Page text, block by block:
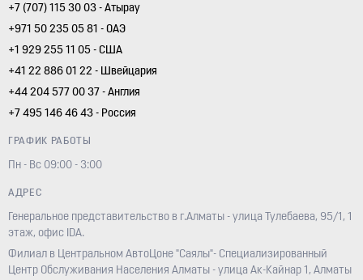
+7 (707) 115 30 03 - Атырау
+971 50 235 05 81 - ОАЭ
+1 929 255 11 05 - США
+41 22 886 01 22 - Швейцария
+44 204 577 00 37 - Англия
+7 495 146 46 43 - Россия
ГРАФИК РАБОТЫ
Пн - Вс 09:00 - 3:00
АДРЕС
Генеральное представительство в г.Алматы - улица Тулебаева, 95/1, 1
этаж, офис IDA.
Филиал в Центральном АвтоЦоне "Саялы"- Специализированный
Центр Обслуживания Населения Алматы - улица Ак-Кайнар 1, Алматы